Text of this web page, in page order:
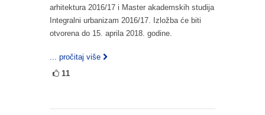
arhitektura 2016/17 i Master akademskih studija
Integralni urbanizam 2016/17. Izložba će biti
otvorena do 15. aprila 2018. godine.
... pročitaj više
11